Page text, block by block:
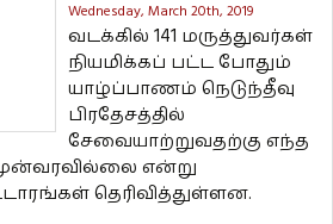
Wednesday, March 20th, 2019
வடக்கில் 141 மருத்துவர்கள்
நியமிக்கப் பட்ட போதும்
யாழ்ப்பாணம் நெடுந்தீவு
பிரதேசத்தில்
சேவையாற்றுவதற்கு எந்த
என்று
தெரிவித்துள்ளன.